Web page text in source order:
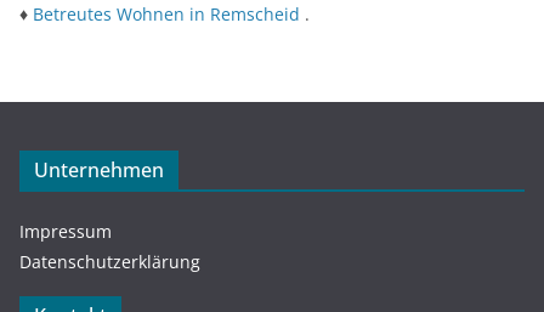
♦ Betreutes Wohnen in Remscheid .
Unternehmen
Impressum
Datenschutzerklärung